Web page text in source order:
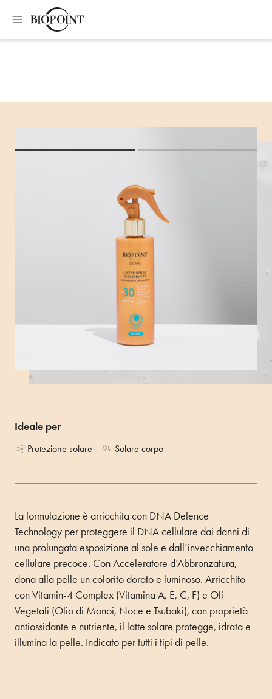
Latte spray
sublimante SPF30
Latte spray sublimante per il corpo dalla texture fluida,
ultra leggera, ad assorbimento veloce.
Size 250ML
Ideale per
Protezione solare Solare corpo
La formulazione è arricchita con DNA Defence
Technology per proteggere il DNA cellulare dai danni di
una prolungata esposizione al sole e dall’invecchiamento
cellulare precoce. Con Acceleratore d’Abbronzatura,
dona alla pelle un colorito dorato e luminoso. Arricchito
con Vitamin-4 Complex (Vitamina A, E, C, F) e Oli
Vegetali (Olio di Monoi, Noce e Tsubaki), con proprietà
antiossidante e nutriente, il latte solare protegge, idrata e
illumina la pelle. Indicato per tutti i tipi di pelle.